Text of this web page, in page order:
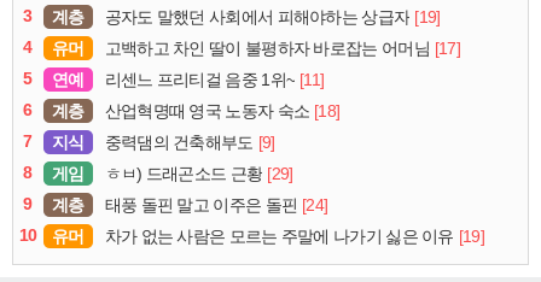
3
계층 공자도 말했던 사회에서 피해야하는 상급자 [19]
4
유머 고백하고 차인 딸이 불평하자 바로잡는 어머님 [17]
5
연예 리센느 프리티걸 음중 1위~ [11]
6
계층 산업혁명때 영국 노동자 숙소 [18]
7
지식 중력댐의 건축해부도 [9]
8
게임 ㅎㅂ) 드래곤소드 근황 [29]
9
계층 태풍 돌핀 말고 이주은 돌핀 [24]
10
유머 차가 없는 사람은 모르는 주말에 나가기 싫은 이유 [19]